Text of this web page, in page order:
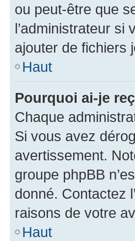
ou peut-être que
l’administrateur
ajouter de fichiers
Haut
Pourquoi ai-je
Chaque
Si vous avez
avertissement.
groupe phpBB
donné. Contactez
raisons de votre
Haut